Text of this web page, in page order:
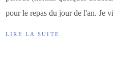
pour le repas du jour de l'an. Je
LIRE LA SUITE